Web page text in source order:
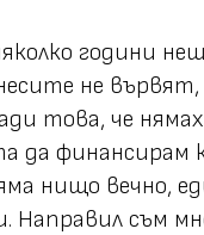
години
не вървят,
това, че нямах
да финансирам
нищо вечно,
Направил съм